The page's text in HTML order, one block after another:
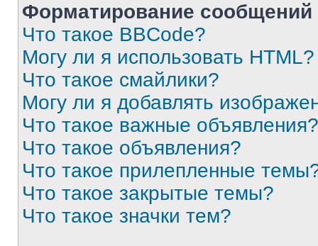
Форматирование
Что такое BBCode?
Могу ли я использовать HTML?
Что такое смайлики?
Могу ли я добавлять
Что такое важные объявления?
Что такое объявления?
Что такое прилепленные
Что такое закрытые темы?
Что такое значки тем?